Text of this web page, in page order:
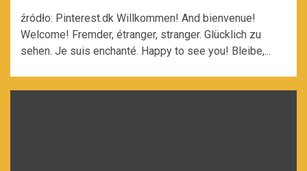
źródło: Pinterest.dk Willkommen! And bienvenue!
Welcome! Fremder, étranger, stranger. Glücklich zu
sehen. Je suis enchanté. Happy to see you! Bleibe,...